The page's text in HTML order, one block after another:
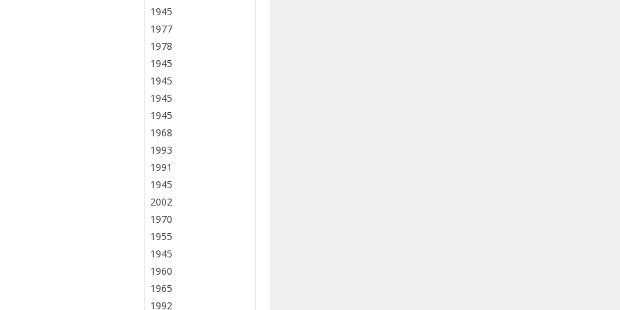
1945
1977
1978
1945
1945
1945
1945
1968
1993
1991
1945
2002
1970
1955
1945
1960
1965
1992